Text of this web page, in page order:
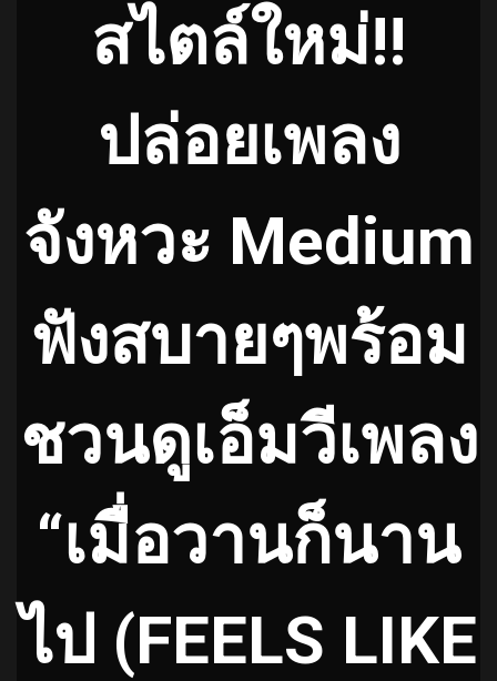
สไตล์ใหม่!!
ปล่อยเพลง
จังหวะ Medium
ฟังสบายๆพร้อม
ชวนดูเอ็มวีเพลง
“เมื่อวานก็นาน
ไป (FEELS LIKE